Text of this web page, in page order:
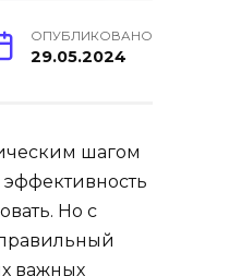
ОПУБЛИКОВАНО
29.05.2024
шагом
Но с
важных